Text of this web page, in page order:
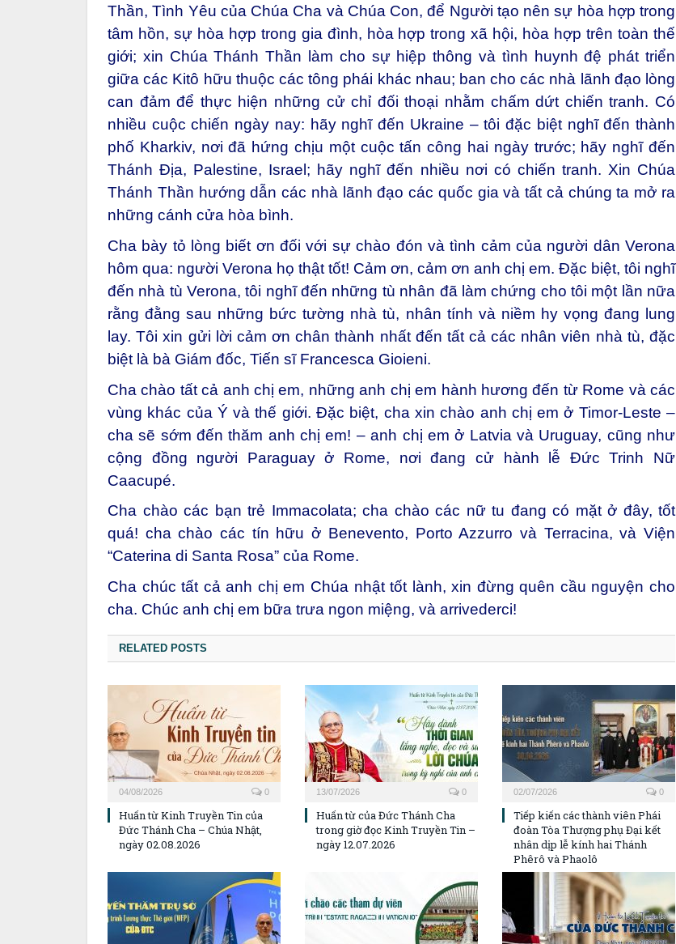
Thần, Tình Yêu của Chúa Cha và Chúa Con, để Người tạo nên sự hòa hợp trong
tâm hồn, sự hòa hợp trong gia đình, hòa hợp trong xã hội, hòa hợp trên toàn thế
giới; xin Chúa Thánh Thần làm cho sự hiệp thông và tình huynh đệ phát triển
giữa các Kitô hữu thuộc các tông phái khác nhau; ban cho các nhà lãnh đạo lòng
can đảm để thực hiện những cử chỉ đối thoại nhằm chấm dứt chiến tranh. Có
nhiều cuộc chiến ngày nay: hãy nghĩ đến Ukraine – tôi đặc biệt nghĩ đến thành
phố Kharkiv, nơi đã hứng chịu một cuộc tấn công hai ngày trước; hãy nghĩ đến
Thánh Địa, Palestine, Israel; hãy nghĩ đến nhiều nơi có chiến tranh. Xin Chúa
Thánh Thần hướng dẫn các nhà lãnh đạo các quốc gia và tất cả chúng ta mở ra
những cánh cửa hòa bình.
Cha bày tỏ lòng biết ơn đối với sự chào đón và tình cảm của người dân Verona
hôm qua: người Verona họ thật tốt! Cảm ơn, cảm ơn anh chị em. Đặc biệt, tôi nghĩ
đến nhà tù Verona, tôi nghĩ đến những tù nhân đã làm chứng cho tôi một lần nữa
rằng đằng sau những bức tường nhà tù, nhân tính và niềm hy vọng đang lung
lay. Tôi xin gửi lời cảm ơn chân thành nhất đến tất cả các nhân viên nhà tù, đặc
biệt là bà Giám đốc, Tiến sĩ Francesca Gioieni.
Cha chào tất cả anh chị em, những anh chị em hành hương đến từ Rome và các
vùng khác của Ý và thế giới. Đặc biệt, cha xin chào anh chị em ở Timor-Leste –
cha sẽ sớm đến thăm anh chị em! – anh chị em ở Latvia và Uruguay, cũng như
cộng đồng người Paraguay ở Rome, nơi đang cử hành lễ Đức Trinh Nữ
Caacupé.
Cha chào các bạn trẻ Immacolata; cha chào các nữ tu đang có mặt ở đây, tốt
quá! cha chào các tín hữu ở Benevento, Porto Azzurro và Terracina, và Viện
“Caterina di Santa Rosa” của Rome.
Cha chúc tất cả anh chị em Chúa nhật tốt lành, xin đừng quên cầu nguyện cho
cha. Chúc anh chị em bữa trưa ngon miệng, và arrivederci!
RELATED POSTS
04/08/2026 0
Huấn từ Kinh Truyền Tin của
Đức Thánh Cha – Chúa Nhật,
ngày 02.08.2026
13/07/2026 0
Huấn từ của Đức Thánh Cha
trong giờ đọc Kinh Truyền Tin –
ngày 12.07.2026
02/07/2026 0
Tiếp kiến các thành viên Phái
đoàn Tòa Thượng phụ Đại kết
nhân dịp lễ kính hai Thánh
Phêrô và Phaolô